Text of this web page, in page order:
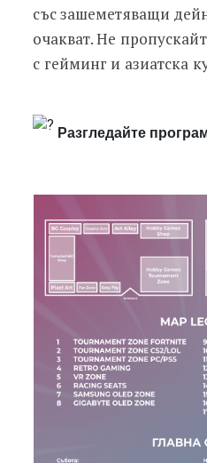
със зашеметяващи
очакват. Не
с гейминг и азиатска
Разгледайте